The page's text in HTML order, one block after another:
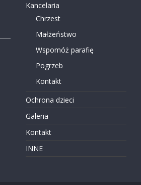
Kancelaria
Chrzest
Małżeństwo
Wspomóż parafię
Pogrzeb
Kontakt
Ochrona dzieci
Galeria
Kontakt
INNE